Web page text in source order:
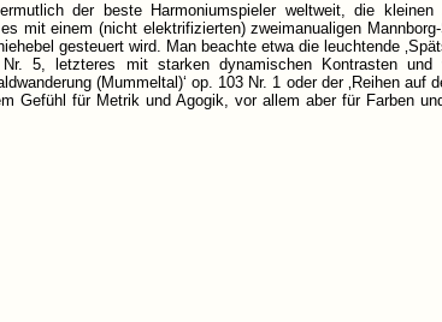
der beste Harmoniumspieler weltweit, die
mit einem (nicht elektrifizierten) zweimanualigen
gesteuert wird. Man beachte etwa die leuchtende
5, letzteres mit starken dynamischen Kontrasten und
(Mummeltal)‘ op. 103 Nr. 1 oder der ‚Reihen auf
Gefühl für Metrik und Agogik, vor allem aber für Farben